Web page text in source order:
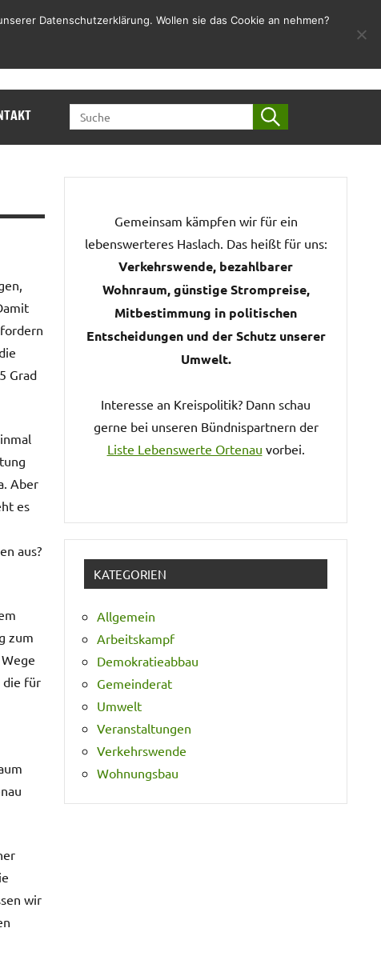
SEARCH
Grad
Aber
es
aus?
zum
die für
wir
Gemeinsam kämpfen wir für ein
lebenswerteres Haslach. Das heißt für uns:
Verkehrswende, bezahlbarer
Wohnraum, günstige Strompreise,
Mitbestimmung in politischen
Entscheidungen und der Schutz unserer
Umwelt.
Interesse an Kreispolitik? Dann schau
gerne bei unseren Bündnispartnern der
Liste Lebenswerte Ortenau vorbei.
KATEGORIEN
Allgemein
Arbeitskampf
Demokratieabbau
Gemeinderat
Umwelt
Veranstaltungen
Verkehrswende
Wohnungsbau
Datenschutzerklärung. Wollen sie das Cookie an nehmen?